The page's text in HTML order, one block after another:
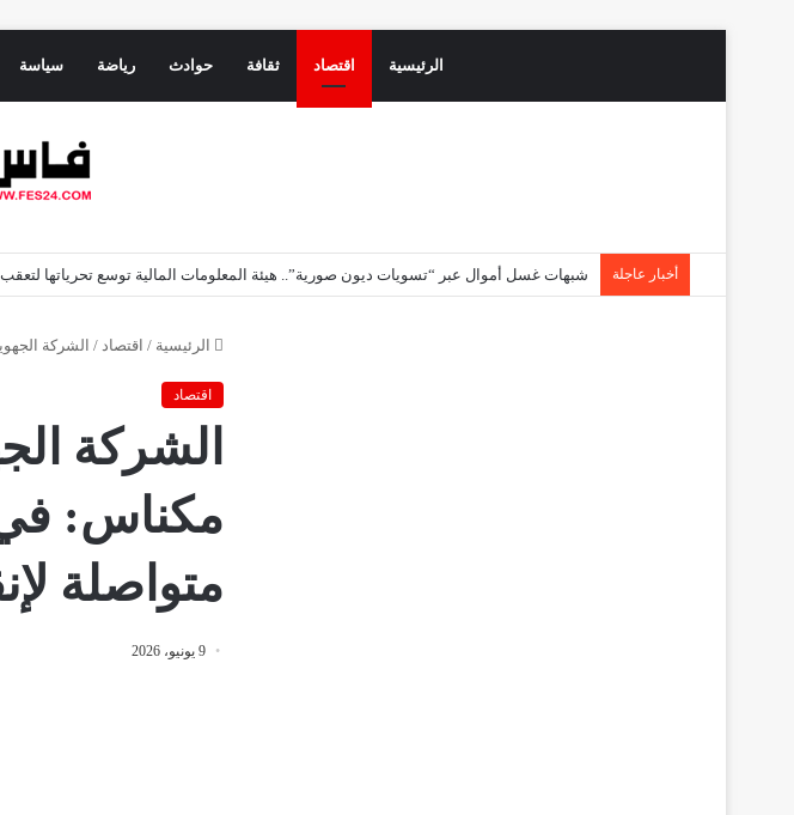
الرئيسية اقتصاد ثقافة حوادث رياضة سياسة
أخبار عاجلة الاقتصاد المغربي أمام تحدي التشغيل.. النمو وحده لم يعد كافياً لاستعادة ثقة الشباب
الرئيسية / اقتصاد / الشركة
اقتصاد
الشركة
مكناس: في
متواصلة
9 يونيو، 2026